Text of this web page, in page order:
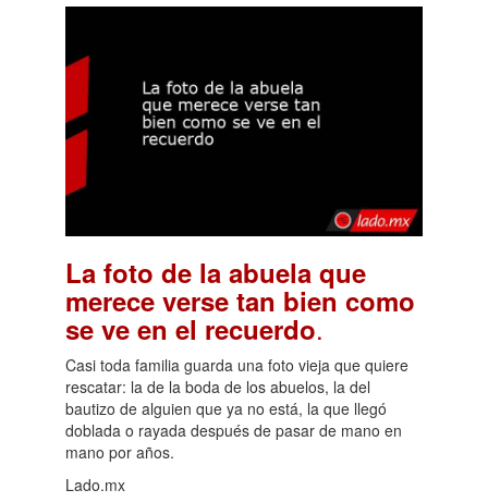
La foto de la abuela que
merece verse tan bien como
se ve en el recuerdo.
Casi toda familia guarda una foto vieja que quiere
rescatar: la de la boda de los abuelos, la del
bautizo de alguien que ya no está, la que llegó
doblada o rayada después de pasar de mano en
mano por años.
Lado.mx